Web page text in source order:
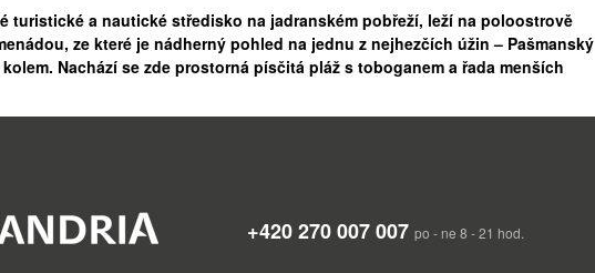
turistické a nautické středisko na jadranském pobřeží, leží na poloostrově
ze které je nádherný pohled na jednu z nejhezčích úžin – Pašmanský
Nachází se zde prostorná písčitá pláž s toboganem a řada menších
z ČR (hraniční přechod Dolní Dvořiště) je 853 km.
+420 270 007 007 po - ne 8 - 21 hod.